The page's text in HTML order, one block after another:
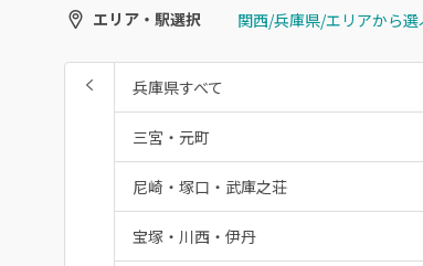
エリア・駅選択
兵庫県すべて
三宮・元町
尼崎・塚口・武庫之荘
宝塚・川西・伊丹